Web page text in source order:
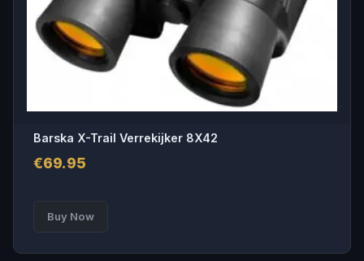
Barska X-Trail Verrekijker 8X42
€69.95
Buy Now